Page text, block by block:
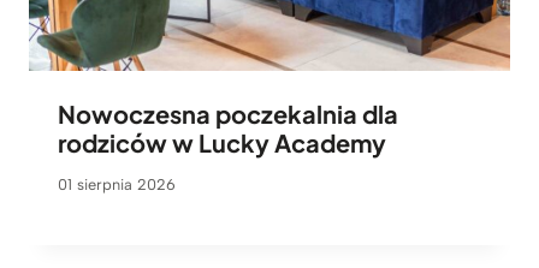
Nowoczesna poczekalnia dla
rodziców w Lucky Academy
01 sierpnia 2026